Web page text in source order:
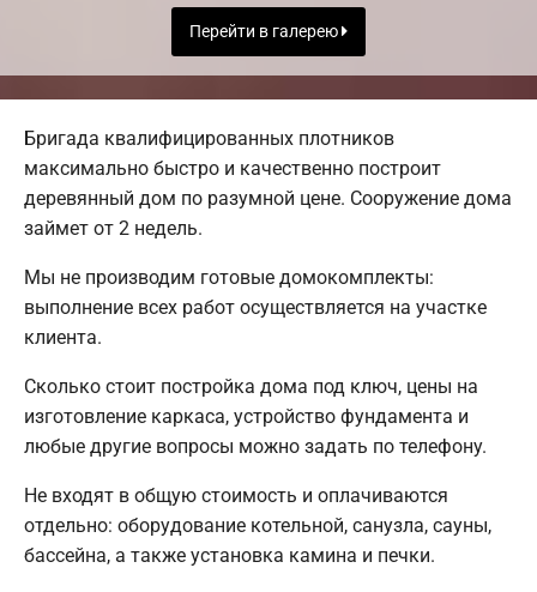
Перейти в галерею
Бригада квалифицированных плотников
максимально быстро и качественно построит
деревянный дом по разумной цене. Сооружение дома
займет от 2 недель.
Мы не производим готовые домокомплекты:
выполнение всех работ осуществляется на участке
клиента.
Сколько стоит постройка дома под ключ, цены на
изготовление каркаса, устройство фундамента и
любые другие вопросы можно задать по телефону.
Не входят в общую стоимость и оплачиваются
отдельно: оборудование котельной, санузла, сауны,
бассейна, а также установка камина и печки.